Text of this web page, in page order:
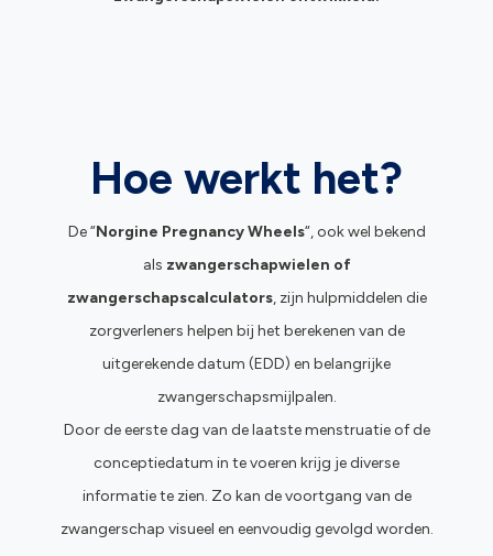
Hoe werkt het?
De “Norgine Pregnancy Wheels“, ook wel bekend
als zwangerschapwielen of
zwangerschapscalculators, zijn hulpmiddelen die
zorgverleners helpen bij het berekenen van de
uitgerekende datum (EDD) en belangrijke
zwangerschapsmijlpalen.
Door de eerste dag van de laatste menstruatie of de
conceptiedatum in te voeren krijg je diverse
informatie te zien. Zo kan de voortgang van de
zwangerschap visueel en eenvoudig gevolgd worden.